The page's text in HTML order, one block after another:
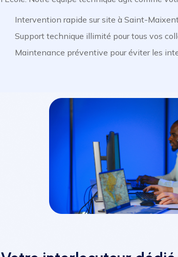
Intervention rapide sur site à Saint-
Support technique illimité pour tous vos
Maintenance préventive pour éviter les